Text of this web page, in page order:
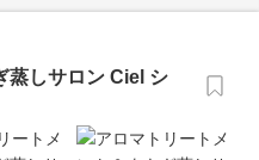
蒸しサロン Ciel シ